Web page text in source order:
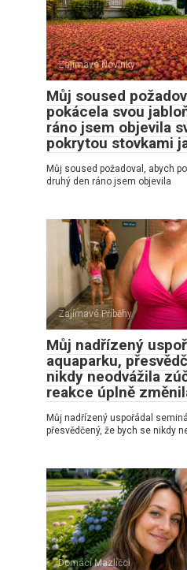
Zajímavé Novinky
Můj soused
pokácela svou
ráno jsem objevila
pokrytou stovkami
Můj soused požadoval, abych
druhý den ráno jsem objevila
Zajímavé Příběhy
Můj nadřízený
aquaparku,
nikdy neodvážila
reakce úplně
Můj nadřízený uspořádal
přesvědčený, že bych se nikdy
Domácí Mazlíčci